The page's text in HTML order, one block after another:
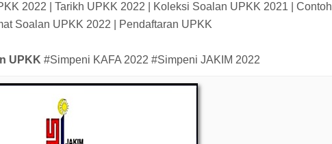
2022 | Tarikh UPKK 2022 | Koleksi Soalan UPKK 2021 | Contoh
Soalan UPKK 2022 | Pendaftaran UPKK
UPKK #Simpeni KAFA 2022 #Simpeni JAKIM 2022